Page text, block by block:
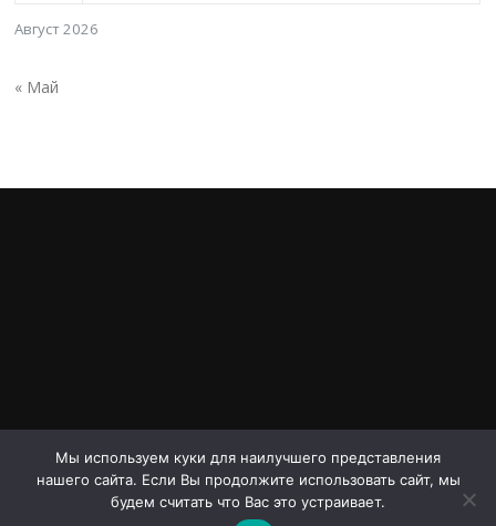
Август 2026
« Май
Авторское право © 2026 Проспект Дериглазова. Все права
защищены.
Мы используем куки для наилучшего представления
нашего сайта. Если Вы продолжите использовать сайт, мы
будем считать что Вас это устраивает.